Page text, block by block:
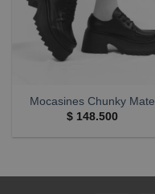
Mocasines Chunky Mate
$148.500